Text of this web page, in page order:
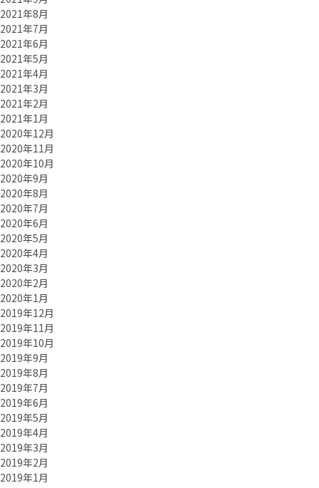
2021年8月
2021年7月
2021年6月
2021年5月
2021年4月
2021年3月
2021年2月
2021年1月
2020年12月
2020年11月
2020年10月
2020年9月
2020年8月
2020年7月
2020年6月
2020年5月
2020年4月
2020年3月
2020年2月
2020年1月
2019年12月
2019年11月
2019年10月
2019年9月
2019年8月
2019年7月
2019年6月
2019年5月
2019年4月
2019年3月
2019年2月
2019年1月